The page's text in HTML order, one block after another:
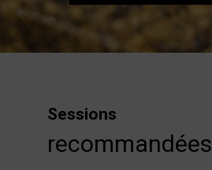
Sessions
recommandées